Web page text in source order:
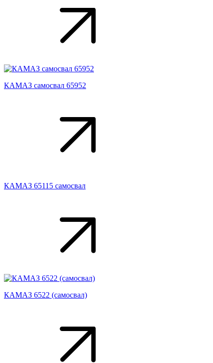
КАМАЗ самосвал 65952
КАМАЗ 65115 самосвал
КАМАЗ 6522 (самосвал)